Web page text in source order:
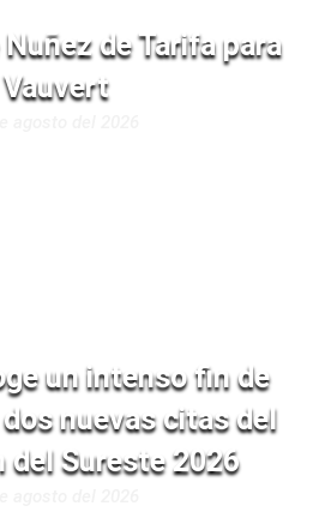
de Tarifa para
Vauvert
un intenso fin de
nuevas citas del
del Sureste 2026